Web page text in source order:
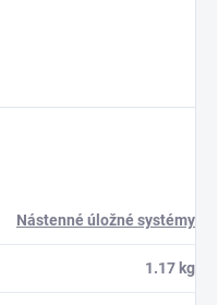
Nástenné úložné systémy
1.17 kg